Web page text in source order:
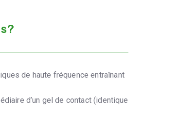
de haute fréquence entraînant
d’un gel de contact (identique